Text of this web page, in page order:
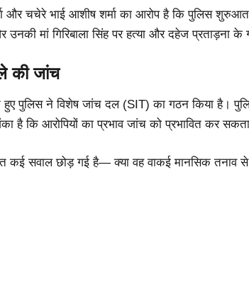
और चचेरे भाई आशीष शर्मा का आरोप है कि पुलिस
उनकी मां गिरिबाला सिंह पर हत्या और दहेज प्रताड़ना के
की जांच
हुए पुलिस ने विशेष जांच दल (SIT) का गठन किया है।
है कि आरोपियों का प्रभाव जांच को प्रभावित कर
कई सवाल छोड़ गई है— क्या वह वाकई मानसिक